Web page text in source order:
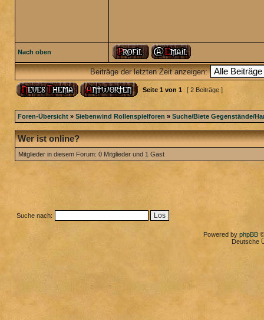
Nach oben
Beiträge der letzten Zeit anzeigen:
Seite 1 von 1 [ 2 Beiträge ]
Foren-Übersicht » Siebenwind Rollenspielforen » Suche/Biete Gegenstände/
Wer ist online?
Mitglieder in diesem Forum: 0 Mitglieder und 1 Gast
Suche nach:
Powered by phpBB
Deutsche